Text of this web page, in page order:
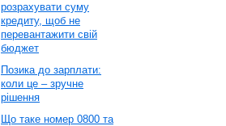
розрахувати суму
кредиту, щоб не
перевантажити свій
бюджет
Позика до зарплати:
коли це – зручне
рішення
Що таке номер 0800 та